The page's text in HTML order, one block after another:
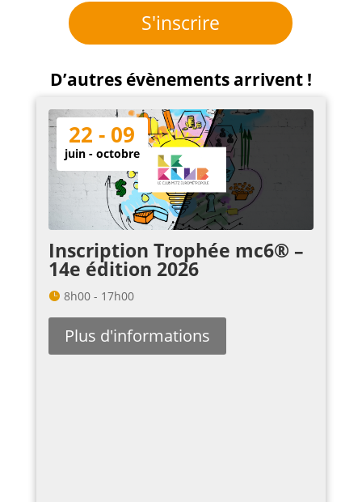
S'inscrire
D’autres évènements arrivent !
22 - 09
juin - octobre
Inscription Trophée mc6® –
14e édition 2026
8h00 - 17h00
Plus d'informations